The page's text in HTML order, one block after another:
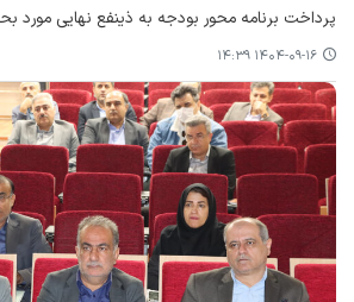
پرداخت برنامه محور بودجه به ذینفع نهایی مورد
۱۴۰۴-۰۹-۱۶ ۱۴:۳۹